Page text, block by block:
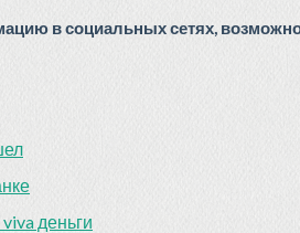
в социальных сетях,
деньги